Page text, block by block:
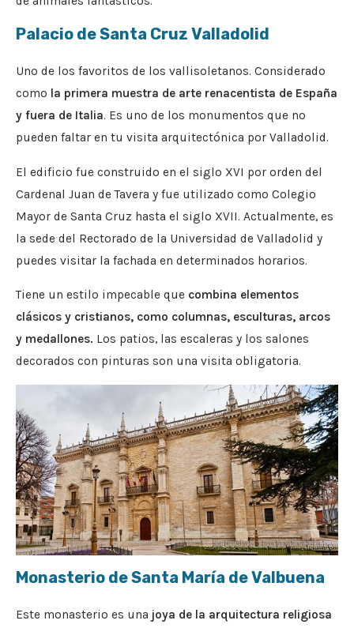
Palacio de Santa Cruz Valladolid
Uno de los favoritos de los vallisoletanos. Considerado
como la primera muestra de arte renacentista de España
y fuera de Italia. Es uno de los monumentos que no
pueden faltar en tu visita arquitectónica por Valladolid.
El edificio fue construido en el siglo XVI por orden del
Cardenal Juan de Tavera y fue utilizado como Colegio
Mayor de Santa Cruz hasta el siglo XVII. Actualmente, es
la sede del Rectorado de la Universidad de Valladolid y
puedes visitar la fachada en determinados horarios.
Tiene un estilo impecable que combina elementos
clásicos y cristianos, como columnas, esculturas, arcos
y medallones. Los patios, las escaleras y los salones
decorados con pinturas son una visita obligatoria.
Monasterio de Santa María de Valbuena
Este monasterio es una joya de la arquitectura religiosa